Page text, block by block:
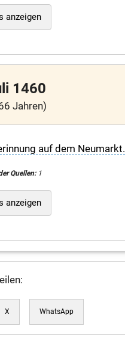
anzeigen
1460
Jahren)
auf dem Neumarkt.
Quellen:1
anzeigen
X WhatsApp